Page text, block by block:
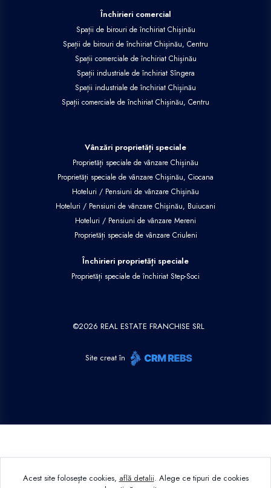
Închirieri comercial
Spații de birouri de închiriat Chișinău
Spații de birouri de închiriat Chișinău, Centru
Spații comerciale de închiriat Chișinău
Spații industriale de închiriat Sîngera
Spații industriale de închiriat Chișinău
Spații comerciale de închiriat Chișinău, Centru
Vânzări proprietăți speciale
Proprietăți speciale de vânzare Chișinău
Proprietăți speciale de vânzare Chișinău, Ciocana
Hoteluri / Pensiuni de vânzare Chișinău
Hoteluri / Pensiuni de vânzare Chișinău, Buiucani
Hoteluri / Pensiuni de vânzare Mereni
Proprietăți speciale de vânzare Criuleni
Închirieri proprietăți speciale
Proprietăți speciale de închiriat Step-Soci
©2026 REAL ESTATE FRANCHISE SRL
Site creat în
Acest site folosește cookies, află detalii. Alege ce tipuri de cookies